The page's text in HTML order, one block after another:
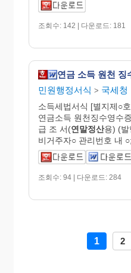
조회수: 142 | 다운로드: 181
민원행정서식 > 국세청
소득세법서식 [별지제○
연금소득 원천징수영수
급 조 서(연말정산용) (발
비거주자○ 관리번호 내
조회수: 94 | 다운로드: 284
1 2